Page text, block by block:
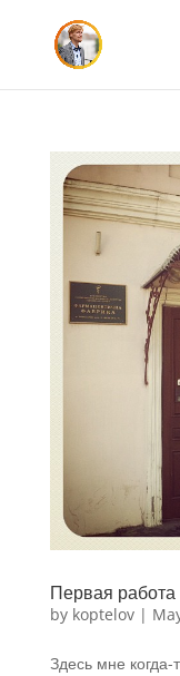
Первая работа
by koptelov|
Здесь мне